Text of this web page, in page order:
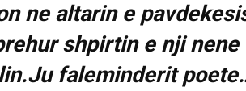
ne altarin e
shpirtin e nji
faleminderit